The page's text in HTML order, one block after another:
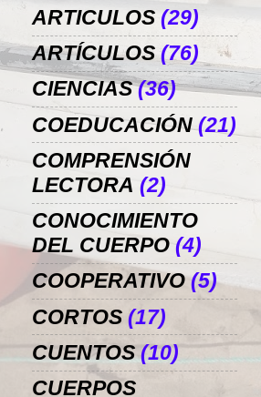
ARTICULOS (29)
ARTÍCULOS (76)
CIENCIAS (36)
COEDUCACIÓN (21)
COMPRENSIÓN
LECTORA (2)
CONOCIMIENTO
DEL CUERPO (4)
COOPERATIVO (5)
CORTOS (17)
CUENTOS (10)
CUERPOS